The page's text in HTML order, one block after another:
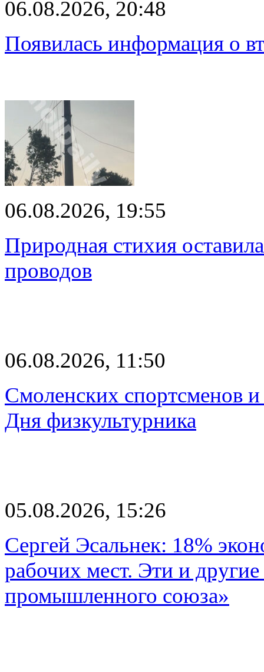
06.08.2026, 20:48
Появилась информация о
06.08.2026, 19:55
Природная стихия
проводов
06.08.2026, 11:50
Смоленских спортсменов
Дня физкультурника
05.08.2026, 15:26
Сергей Эсальнек: 18%
рабочих мест. Эти и
промышленного союза»